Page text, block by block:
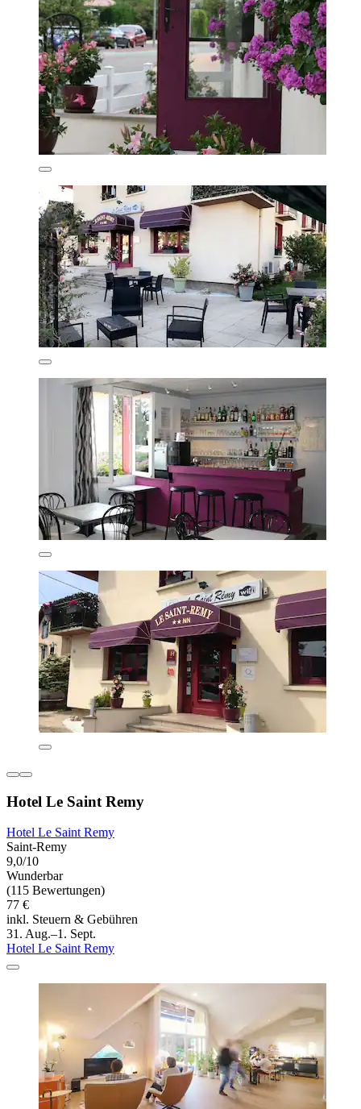
Hotel Le Saint Remy
Hotel Le Saint Remy
Saint-Remy
9,0/10
Wunderbar
(115 Bewertungen)
77 €
inkl. Steuern & Gebühren
31. Aug.–1. Sept.
Hotel Le Saint Remy